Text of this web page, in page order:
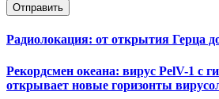
Отправить
Радиолокация: от открытия Герца
Рекордсмен океана: вирус PelV-1 с
открывает новые горизонты